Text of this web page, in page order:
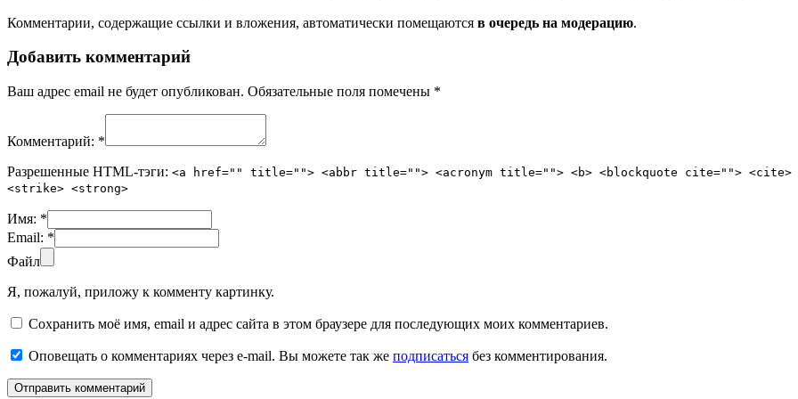
Комментарии, содержащие ссылки и вложения, автоматически помещаются в очередь на модерацию.
Добавить комментарий
Ваш адрес email не будет опубликован. Обязательные поля помечены *
Комментарий: *
Разрешенные HTML-тэги: <a href="" title=""> <abbr title=""> <acronym title=""> <b> <blockquote cite=""> <cite>
<strike> <strong>
Имя: *
Email: *
Файл
Я, пожалуй, приложу к комменту картинку.
Сохранить моё имя, email и адрес сайта в этом браузере для последующих моих комментариев.
Оповещать о комментариях через e-mail. Вы можете так же подписаться без комментирования.